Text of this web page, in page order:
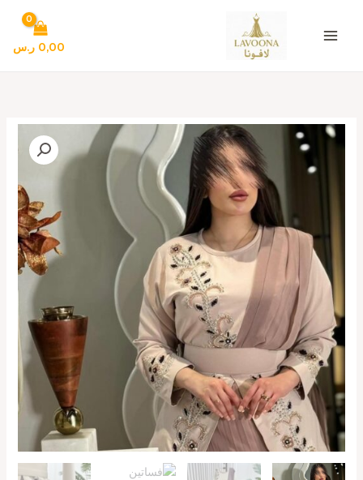
المحتوى
0,00 ر.س
كمية
فساتين